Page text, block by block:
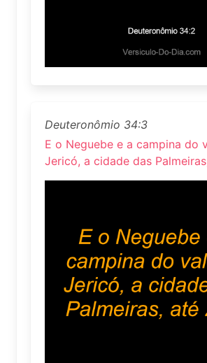
Deuteronômio 34:3
E o Neguebe e a campina do
Jericó, a cidade das